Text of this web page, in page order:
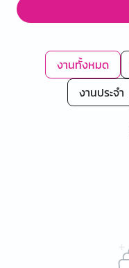
งานทั้งหมด
งานประจำ